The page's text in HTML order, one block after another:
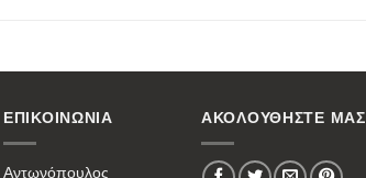
ΕΠΙΚΟΙΝΩΝΙΑ
Αντωνόπουλος
ΑΚΟΛΟΥΘΗΣΤΕ ΜΑΣ